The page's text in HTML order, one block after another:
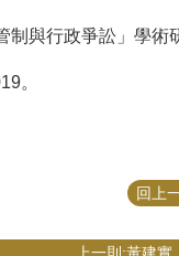
制與行政爭訟」學術
。
回上
上一則:黃建實